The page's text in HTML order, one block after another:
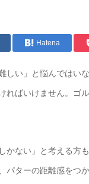
Hatena
しい」と悩んでは
ればいけません。ゴ
かない」と考える
パターの距離感をつ